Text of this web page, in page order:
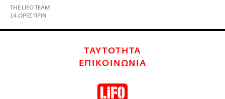
THE LIFO TEAM
14 ΩΡΕΣ ΠΡΙΝ
ΤΑΥΤΟΤΗΤΑ
ΕΠΙΚΟΙΝΩΝΙΑ